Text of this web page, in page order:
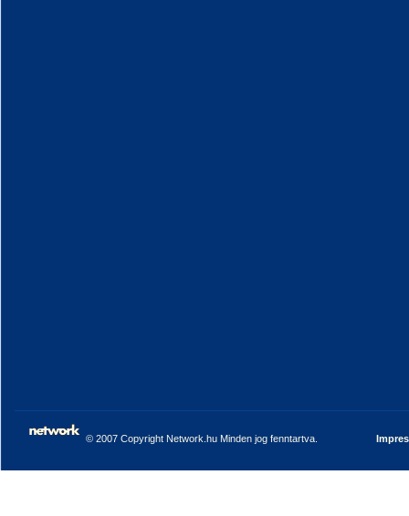
© 2007 Copyright Network.hu Minden jog fenntartva.